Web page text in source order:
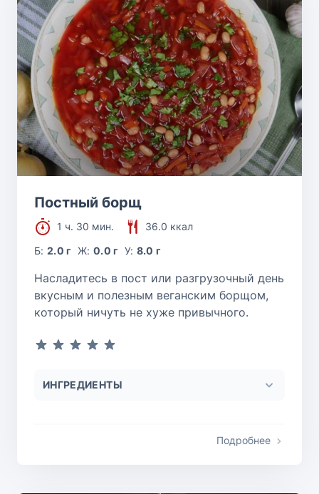
Постный борщ
1 ч. 30 мин.
36.0 ккал
Б:2.0 г Ж: 0.0 г У: 8.0 г
Насладитесь в пост или разгрузочный день
вкусным и полезным веганским борщом,
который ничуть не хуже привычного.
ИНГРЕДИЕНТЫ
Подробнее